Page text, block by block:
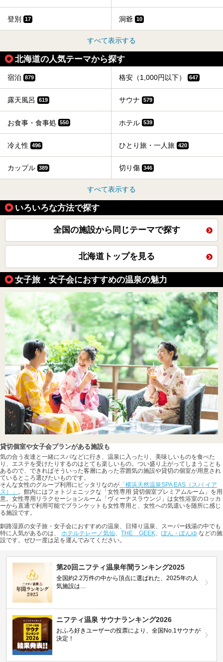
登別 17 洞爺 10
すべて表示する
北海道の人気テーマから探す
宿泊 879 格安（1,000円以下） 647
露天風呂 619 サウナ 579
お食事・食事処 550 ホテル 539
冷え性 496 ひとり旅・一人旅 420
カップル 389 切り傷 346
すべて表示する
いろいろな方法で探す
全国の施設から同じテーマで探す
北海道トップを見る
女子旅・女子会におすすめの温泉の魅力
貸切個室や女子会プランがある施設も
気の合う友達と一緒にスパなどに行き、温泉に入ったり、美味しいものを食べた
り、エステを受けたりするのはとても楽しいもの。つい盛り上がってしまうことも
あるので、できればそういった客層にあった雰囲気の施設や貸切の個室が用意され
ているところ選びたいものです。
そんな女性のグループ利用にピッタリなのが 「横浜天然温泉SPA EAS（スパ イア
ス）」 。館内にはフォトジェニックな「女性専用 貸切個室プレミアムルーム」を用
意。女性専用リラクセーションルーム「ヴィーナスラウンジ」は女性浴室のロッカ
ーから直通で利用可能でブランケットも女性専用と、女性への気遣いを随所に感じ
る施設です。
釧路湿原の女子旅・女子会におすすめの温泉、日帰り温泉、スーパー銭湯の中でも
特に人気があるのは、 ホテルテレーノ気仙、 THE GEEK、 ぽん・ぽんゆ などの施
設です。ぜひ一度は足を運んでみてください。
第20回ニフティ温泉年間ランキング2025
全国約2.2万件の中から頂点に選ばれた、2025年の人
気施設は…
ニフティ温泉 サウナランキング2026
おふろ好きユーザーの投票により、全国No.1サウナが
決定！